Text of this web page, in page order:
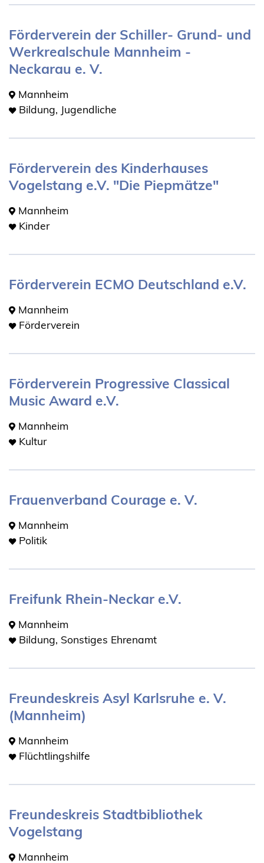
Förderverein der Schiller- Grund- und
Werkrealschule Mannheim -
Neckarau e. V.
Mannheim
Bildung, Jugendliche
Förderverein des Kinderhauses
Vogelstang e.V. "Die Piepmätze"
Mannheim
Kinder
Förderverein ECMO Deutschland e.V.
Mannheim
Förderverein
Förderverein Progressive Classical
Music Award e.V.
Mannheim
Kultur
Frauenverband Courage e. V.
Mannheim
Politik
Freifunk Rhein-Neckar e.V.
Mannheim
Bildung, Sonstiges Ehrenamt
Freundeskreis Asyl Karlsruhe e. V.
(Mannheim)
Mannheim
Flüchtlingshilfe
Freundeskreis Stadtbibliothek
Vogelstang
Mannheim